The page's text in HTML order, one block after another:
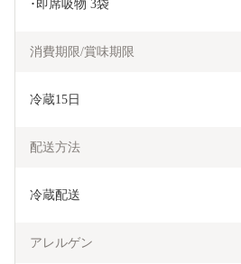
･即席吸物 3袋
消費期限/賞味期限
冷蔵15日
配送方法
冷蔵配送
アレルゲン